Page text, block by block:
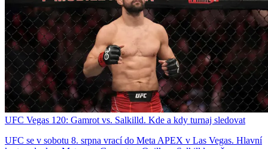
UFC Vegas 120: Gamrot vs. Salkilld. Kde a kdy turnaj sledovat
UFC se v sobotu 8. srpna vrací do Meta APEX v Las Vegas. Hlavní